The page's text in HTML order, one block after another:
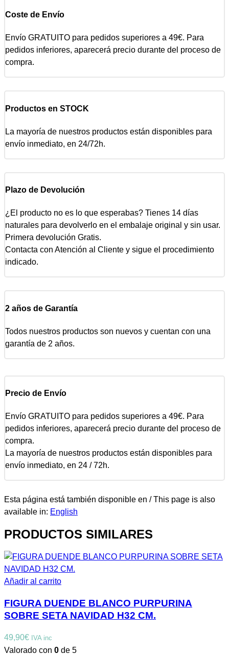
Coste de Envío
Envío GRATUITO para pedidos superiores a 49€. Para
pedidos inferiores, aparecerá precio durante del proceso de
compra.
Productos en STOCK
La mayoría de nuestros productos están disponibles para
envío inmediato, en 24/72h.
Plazo de Devolución
¿El producto no es lo que esperabas? Tienes 14 días
naturales para devolverlo en el embalaje original y sin usar.
Primera devolución Gratis.
Contacta con Atención al Cliente y sigue el procedimiento
indicado.
2 años de Garantía
Todos nuestros productos son nuevos y cuentan con una
garantía de 2 años.
Precio de Envío
Envío GRATUITO para pedidos superiores a 49€. Para
pedidos inferiores, aparecerá precio durante del proceso de
compra.
La mayoría de nuestros productos están disponibles para
envío inmediato, en 24 / 72h.
Esta página está también disponible en / This page is also
available in: English
PRODUCTOS SIMILARES
Añadir al carrito
FIGURA DUENDE BLANCO PURPURINA
SOBRE SETA NAVIDAD H32 CM.
49,90€ IVA inc
Valorado con 0 de 5